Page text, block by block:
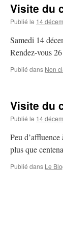
Visite du
Publié le 14
Samedi 14
Rendez-vous
Publié dans Non
Visite du
Publié le 14
Peu
plus que
Publié dans Le